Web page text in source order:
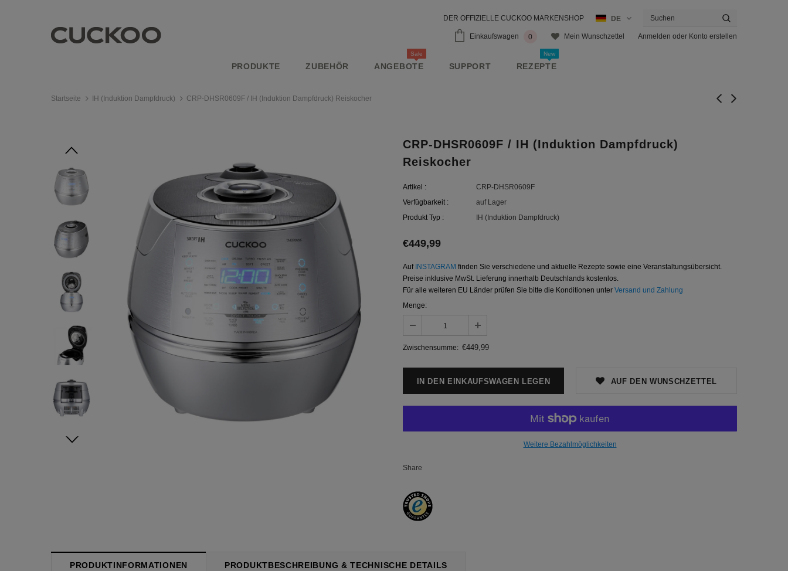
DER OFFIZIELLE CUCKOO MARKENSHOP DE
Einkaufswagen 0 Mein Wunschzettel Anmelden oder Konto erstellen
PRODUKTE ZUBEHÖR ANGEBOTE
Sale
SUPPORT REZEPTE
New
Startseite IH (Induktion Dampfdruck) CRP-DHSR0609F / IH (Induktion Dampfdruck) Reiskocher
CRP-DHSR0609F / IH (Induktion Dampfdruck)
Reiskocher
Artikel :
CRP-DHSR0609F
Verfügbarkeit :
auf Lager
Produkt Typ :
IH (Induktion Dampfdruck)
€449,99
Auf INSTAGRAM finden Sie verschiedene und aktuelle Rezepte sowie eine Veranstaltungsübersicht.
Preise inklusive MwSt. Lieferung innerhalb Deutschlands kostenlos.
Für alle weiteren EU Länder prüfen Sie bitte die Konditionen unter Versand und Zahlung
Menge:
Zwischensumme: €449,99
AUF DEN WUNSCHZETTEL
Weitere Bezahlmöglichkeiten
Share
PRODUKTINFORMATIONEN PRODUKTBESCHREIBUNG & TECHNISCHE DETAILS